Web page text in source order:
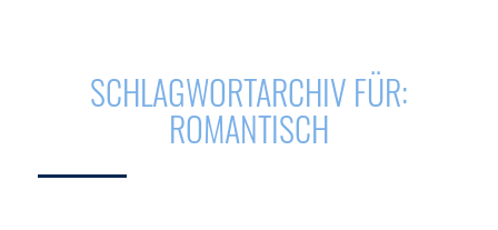
SCHLAGWORTARCHIV FÜR:
ROMANTISCH